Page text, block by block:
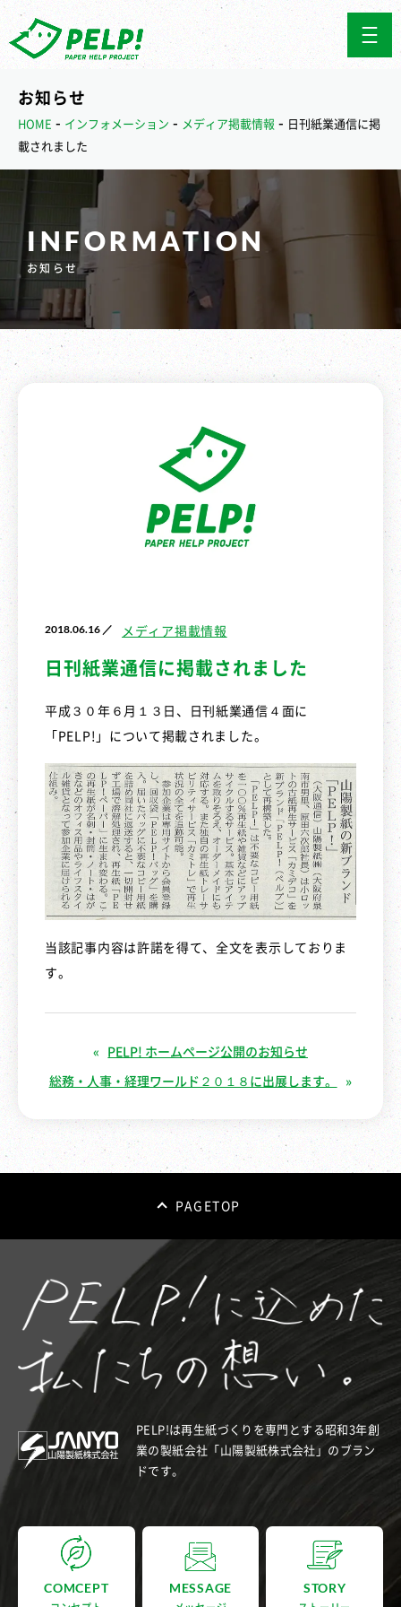
お知らせ
HOME - インフォメーション - メディア掲載情報 -
日刊紙業通信に掲
載されました
INFORMATION
お知らせ
2018.06.16 ／ メディア掲載情報
日刊紙業通信に掲載されました
平成３０年６月１３日、日刊紙業通信４面に
「PELP!」について掲載されました。
当該記事内容は許諾を得て、全文を表示しておりま
す。
PELP! ホームページ公開のお知らせ
総務・人事・経理ワールド２０１８に出展します。
PAGETOP
PELP!は再生紙づくりを専門とする昭和3年創
業の製紙会社「山陽製紙株式会社」のブラン
ドです。
COMCEPT MESSAGE STORY